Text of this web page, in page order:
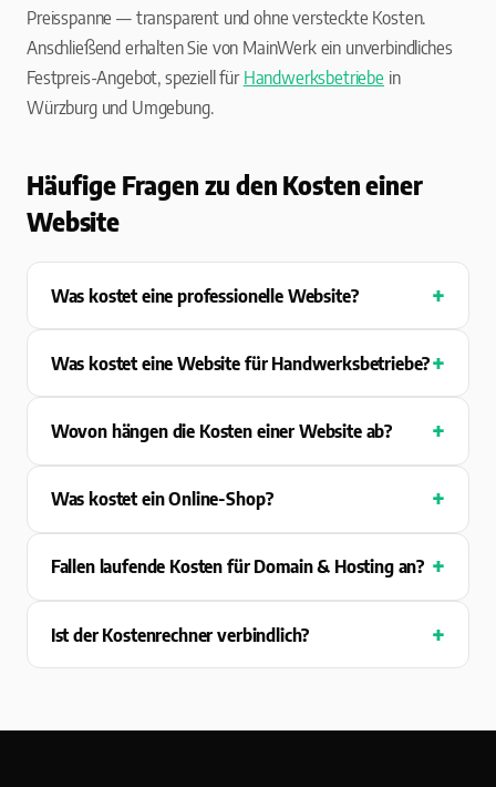
Preisspanne — transparent und ohne versteckte Kosten.
Anschließend erhalten Sie von MainWerk ein unverbindliches
Festpreis-Angebot, speziell für Handwerksbetriebe in
Würzburg und Umgebung.
Häufige Fragen zu den Kosten einer
Website
Was kostet eine professionelle Website?
Was kostet eine Website für Handwerksbetriebe?
Wovon hängen die Kosten einer Website ab?
Was kostet ein Online-Shop?
Fallen laufende Kosten für Domain & Hosting an?
Ist der Kostenrechner verbindlich?